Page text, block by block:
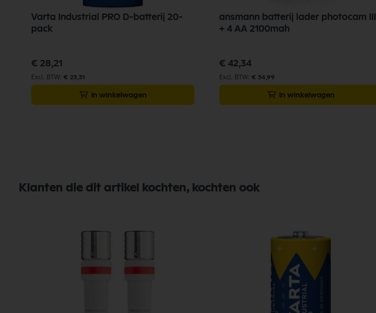
Varta Industrial PRO D-batterij 20-
pack
€ 28,21
€ 23,31
In winkelwagen
ansmann batterij lader photocam III
+ 4 AA 2100mah
€ 42,34
€ 34,99
In winkelwagen
Klanten die dit artikel kochten, kochten ook